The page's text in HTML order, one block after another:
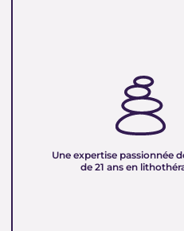
Une expertise passionnée
de 21 ans en
PLUS DE 21 ANS EN
Forte d’une expérience de plus de
décennies, notre équipe vous
mettons nos connaissances en
votre service pour vous